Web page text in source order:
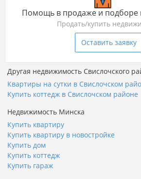
Помощь в продаже и подборе
Продать/купить
Оставить заявку
Другая недвижимость Свислочского
Квартиры на сутки в Свислочском
Купить коттедж в Свислочском районе
Недвижимость Минска
Купить квартиру
Купить квартиру в новостройке
Купить дом
Купить коттедж
Купить гараж